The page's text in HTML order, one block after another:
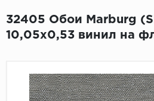
Флоковые обои
Обои панно
32405 Обои Marburg
10,05x0,53 винил на